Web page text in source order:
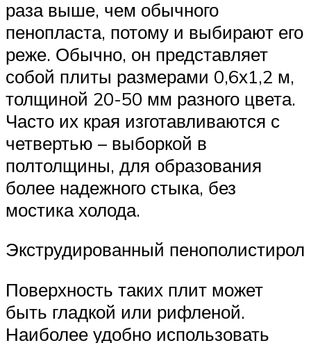
раза выше, чем обычного
пенопласта, потому и выбирают его
реже. Обычно, он представляет
собой плиты размерами 0,6х1,2 м,
толщиной 20-50 мм разного цвета.
Часто их края изготавливаются с
четвертью – выборкой в
полтолщины, для образования
более надежного стыка, без
мостика холода.
Экструдированный пенополистирол
Поверхность таких плит может
быть гладкой или рифленой.
Наиболее удобно использовать